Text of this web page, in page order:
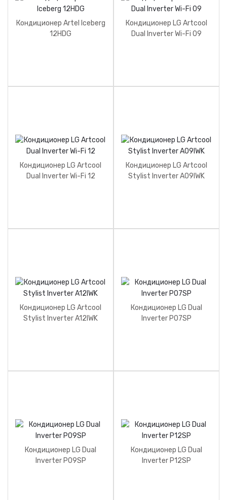
Кондиционер Artel Iceberg
12HDG
Кондиционер LG Artcool
Dual Inverter Wi-Fi 09
Кондиционер LG Artcool
Dual Inverter Wi-Fi 12
Кондиционер LG Artcool
Stylist Inverter A09IWK
Кондиционер LG Artcool
Stylist Inverter A12IWK
Кондиционер LG Dual
Inverter P07SP
Кондиционер LG Dual
Inverter P09SP
Кондиционер LG Dual
Inverter P12SP